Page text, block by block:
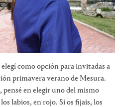
como opción para invitadas a
primavera verano de Mesura.
pensé en elegir uno del mismo
labios, en rojo. Si os fijais, los